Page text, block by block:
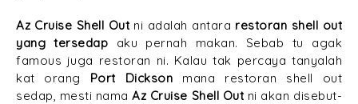
Az Cruise Shell Out ni adalah antara restoran shell out
yang tersedap aku pernah makan. Sebab tu agak
famous juga restoran ni. Kalau tak percaya tanyalah
kat orang Port Dickson mana restoran shell out
sedap, mesti namaAz Cruise Shell Out ni akan disebut-